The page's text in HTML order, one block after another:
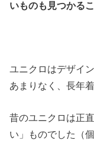
いものも見つかる
ユニクロはデザイ
あまりなく、長年
昔のユニクロは正
い」ものでした（